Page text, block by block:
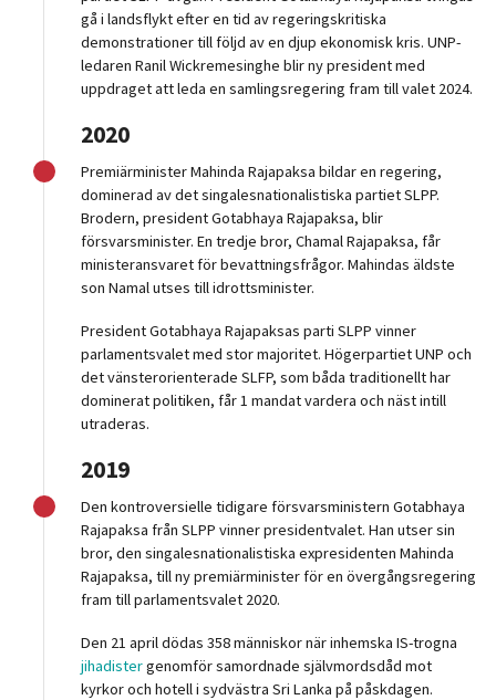
gå i landsflykt efter en tid av regeringskritiska
demonstrationer till följd av en djup ekonomisk kris. UNP-
ledaren Ranil Wickremesinghe blir ny president med
uppdraget att leda en samlingsregering fram till valet 2024.
2020
Premiärminister Mahinda Rajapaksa bildar en regering,
dominerad av det singalesnationalistiska partiet SLPP.
Brodern, president Gotabhaya Rajapaksa, blir
försvarsminister. En tredje bror, Chamal Rajapaksa, får
ministeransvaret för bevattningsfrågor. Mahindas äldste
son Namal utses till idrottsminister.
President Gotabhaya Rajapaksas parti SLPP vinner
parlamentsvalet med stor majoritet. Högerpartiet UNP och
det vänsterorienterade SLFP, som båda traditionellt har
dominerat politiken, får 1 mandat vardera och näst intill
utraderas.
2019
Den kontroversielle tidigare försvarsministern Gotabhaya
Rajapaksa från SLPP vinner presidentvalet. Han utser sin
bror, den singalesnationalistiska expresidenten Mahinda
Rajapaksa, till ny premiärminister för en övergångsregering
fram till parlamentsvalet 2020.
Den 21 april dödas 358 människor när inhemska IS-trogna
jihadistergenomför samordnade självmordsdåd mot
kyrkor och hotell i sydvästra Sri Lanka på påskdagen.